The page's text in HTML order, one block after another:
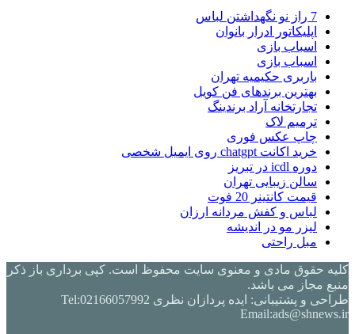
7 راز نو نگهداشتن لباس
اپلیکاتور ادرار بانوان
اسباب بازی
اسباب بازی
باربری حکیمیه تهران
بهترین برندهای فن کویل
تجارتخانه آراد برندینگ
ترمیم لاک
چاپ عکس فوری
خرید اکانت chatgpt روی ایمیل شخصی
دوره icdl در تبریز
سالن زیبایی تهران
قیمت کانتینر 20 فوت
لباس و کفش مردانه ارزان
لیزر مو در اندیشه
مبل راحتی
کلیه حقوق مادی و معنوی سایت محفوظ است. کپی برداری باز ذکر
منبع مجاز می باشد.
طراحی و پشتیبانی: ایده پردازان نظری Tel:02166057992
Email:ads@shnews.ir